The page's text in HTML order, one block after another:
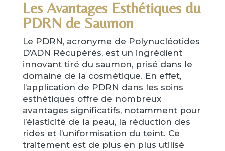
Les Avantages Esthétiques du
PDRN de Saumon
Le PDRN, acronyme de Polynucléotides
D’ADN Récupérés, est un ingrédient
innovant tiré du saumon, prisé dans le
domaine de la cosmétique. En effet,
l’application de PDRN dans les soins
esthétiques offre de nombreux
avantages significatifs, notamment pour
l’élasticité de la peau, la réduction des
rides et l’uniformisation du teint. Ce
traitement est de plus en plus utilisé